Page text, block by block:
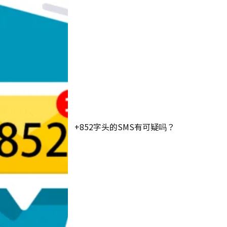
+852字头的SMS有可疑吗？